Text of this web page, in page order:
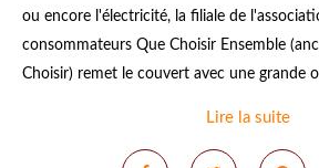
ou encore l'électricité, la filiale de
consommateurs Que Choisir Ensemble
Choisir) remet le couvert avec une grande
Lire la suite